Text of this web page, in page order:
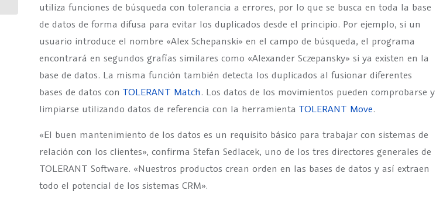
utiliza funciones de búsqueda con tolerancia a errores, por lo que se busca en toda la base
de datos de forma difusa para evitar los duplicados desde el principio. Por ejemplo, si un
usuario introduce el nombre «Alex Schepanski» en el campo de búsqueda, el programa
encontrará en segundos grafías similares como «Alexander Sczepansky» si ya existen en la
base de datos. La misma función también detecta los duplicados al fusionar diferentes
bases de datos con TOLERANT Match. Los datos de los movimientos pueden comprobarse y
limpiarse utilizando datos de referencia con la herramienta TOLERANT Move.
«El buen mantenimiento de los datos es un requisito básico para trabajar con sistemas de
relación con los clientes», confirma Stefan Sedlacek, uno de los tres directores generales de
TOLERANT Software. «Nuestros productos crean orden en las bases de datos y así extraen
todo el potencial de los sistemas CRM».